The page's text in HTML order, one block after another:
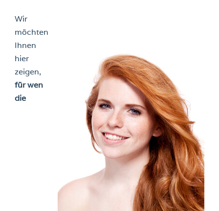
Suche
nach:
Wir
möchten
Ihnen
hier
zeigen,
für wen
die